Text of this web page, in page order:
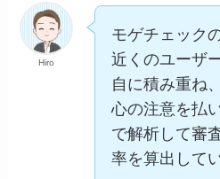
Hiro
モゲチェック
近くのユーザ
自に積み重ね
心の注意を払
で解析して審
率を算出して